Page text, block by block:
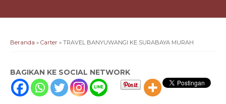
Beranda » Carter » TRAVEL BANYUWANGI KE SURABAYA MURAH
BAGIKAN KE SOCIAL NETWORK